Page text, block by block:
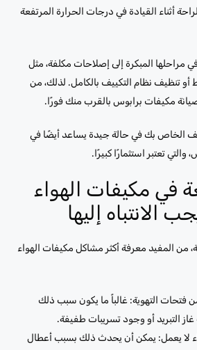
أثناء القيادة في درجات الحرارة المرتفعة
المبكرة إلى إصلاحات مكلفة، مثل
أو تنظيف نظام التكييف بالكامل. لذلك، من
مكيفات برابوس بالقرب منك فورًا.
الخاص بك في حالة جيدة يساعد أيضًا في
تعتبر استثمارًا كبيرًا.
في مكيفات الهواء
الانتباه إليها
من المفيد معرفة أكثر مشاكل مكيفات الهواء
فتحات التهوية: غالباً ما يكون سبب ذلك
التبريد أو وجود تسريبات طفيفة.
لا يعمل: يمكن أن يحدث ذلك بسبب أعطال